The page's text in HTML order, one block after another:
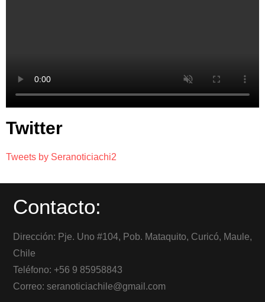
Twitter
Tweets by Seranoticiachi2
Contacto:
Dirección: Pje. Uno #104, Pob. Mataquito, Curicó, Maule,
Chile
Teléfono: +56 9 85958843
Correo: seranoticiachile@gmail.com